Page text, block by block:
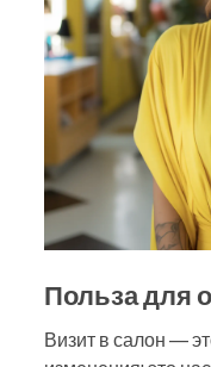
Польза для
Визит в салон —